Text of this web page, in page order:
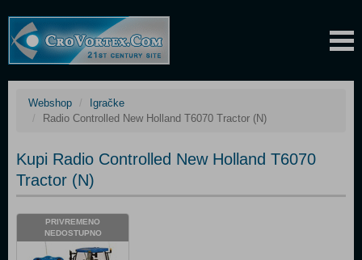
Webshop
Igračke
Radio Controlled New Holland T6070 Tractor (N)
Kupi Radio Controlled New Holland T6070
Tractor (N)
PRIVREMENO
NEDOSTUPNO